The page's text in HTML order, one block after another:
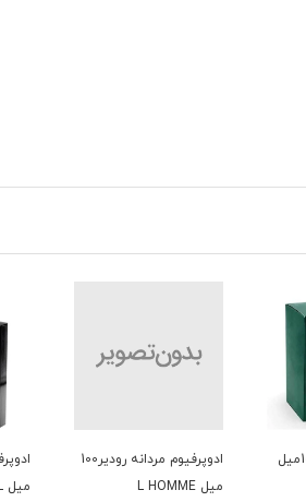
ادوپرفیوم مردانه رودیر100
ادوپرفیوم مردانه رودیر100
میل L NOTE DIL
فوم